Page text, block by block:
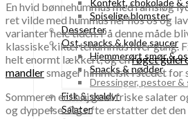
Konfekt, chokolade &
Spiselige blomster
Desserter
Ost, snacks & kolde saucer
Hjemmerørt smør &
Snacks & nødder
Dressinger, pestoer &
Fisk & skaldyr
Salater
En hvid bønnehummus med ramsløg
ret vilde med hummus her hos os og
varianter hele tiden. På denne måde
klassiske kikærtehummus hver gang.
helt enormt lækkert, og enrøget
mandlersmager himmelsk i stedet for
Sommeren er i høj grad friske salater
og dyppelse. Og ofte erstatter det den